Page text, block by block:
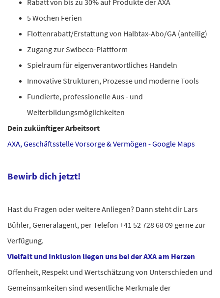
Rabatt von bis zu 30% auf Produkte der AXA
5 Wochen Ferien
Flottenrabatt/Erstattung von Halbtax-Abo/GA (anteilig)
Zugang zur Swibeco-Plattform
Spielraum für eigenverantwortliches Handeln
Innovative Strukturen, Prozesse und moderne Tools
Fundierte, professionelle Aus - und
Weiterbildungsmöglichkeiten
Dein zukünftiger Arbeitsort
AXA, Geschäftsstelle Vorsorge & Vermögen - Google Maps
Bewirb dich jetzt!
Hast du Fragen oder weitere Anliegen? Dann steht dir Lars
Bühler, Generalagent, per Telefon +41 52 728 68 09 gerne zur
Verfügung.
Vielfalt und Inklusion liegen uns bei der AXA am Herzen
Offenheit, Respekt und Wertschätzung von Unterschieden und
Gemeinsamkeiten sind wesentliche Merkmale der